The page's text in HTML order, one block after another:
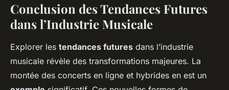
Conclusion des Tendances Futures
dans l’Industrie Musicale
Explorer les tendances futures dans l’industrie
musicale révèle des transformations majeures. La
montée des concerts en ligne et hybrides en est un